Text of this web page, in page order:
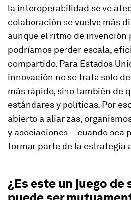
la interoperabilidad se ve
colaboración se vuelve más
aunque el ritmo de invención
podríamos perder escala,
compartido. Para Estados
innovación no se trata solo
más rápido, sino también de
estándares y políticas. Por
abierto a alianzas,
y asociaciones —cuando sea
formar parte de la estrategia
¿Es este un juego de